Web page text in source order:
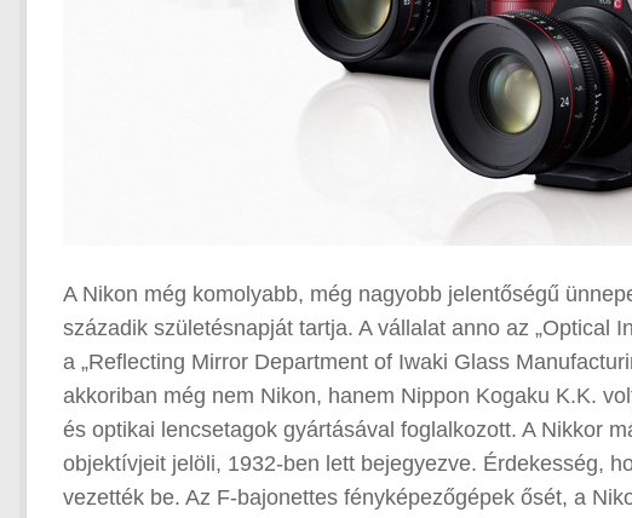
A Nikon még komolyabb, még nagyobb jelentőségű
századik születésnapját tartja. A vállalat anno az „Optical
a „Reflecting Mirror Department of Iwaki Glass
akkoriban még nem Nikon, hanem Nippon Kogaku K.K.
és optikai lencsetagok gyártásával foglalkozott. A Nikkor
objektívjeit jelöli, 1932-ben lett bejegyezve. Érdekesség,
vezették be. Az F-bajonettes fényképezőgépek ősét, a